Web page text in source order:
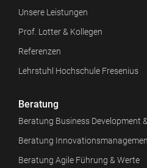
Unsere Leistungen
Prof. Lotter & Kollegen
Referenzen
Lehrstuhl Hochschule Fresenius
Beratung
Beratung Business Development
Beratung
Beratung Agile Führung & Werte